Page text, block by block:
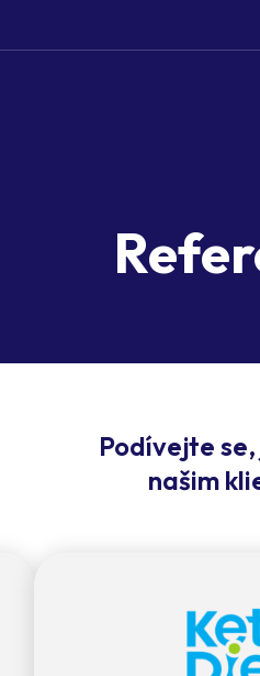
Podívejte
našim